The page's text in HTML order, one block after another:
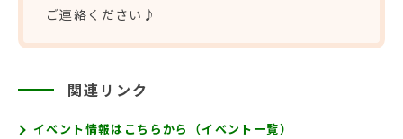
ご連絡ください♪
関連リンク
イベント情報はこちらから（イベント一覧）